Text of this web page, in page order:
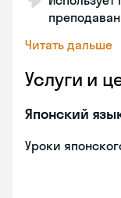
Читать дальше
Услуги и
Японский
Уроки